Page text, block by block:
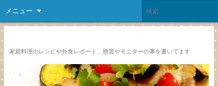
メニュー
家庭料理のレシピや外食レポート、懸賞やモニターの事を書いてます